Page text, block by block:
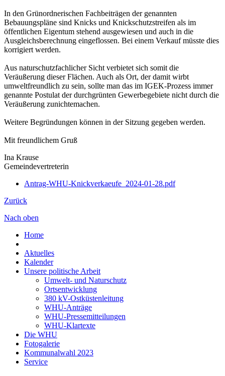
In den Grünordnerischen Fachbeiträgen der genannten
Bebauungspläne sind Knicks und Knickschutzstreifen als im
öffentlichen Eigentum stehend ausgewiesen und auch in die
Ausgleichsberechnung eingeflossen. Bei einem Verkauf müsste dies
korrigiert werden.
Aus naturschutzfachlicher Sicht verbietet sich somit die
Veräußerung dieser Flächen. Auch als Ort, der damit wirbt
umweltfreundlich zu sein, sollte man das im IGEK-Prozess immer
genannte Postulat der durchgrünten Gewerbegebiete nicht durch die
Veräußerung zunichtemachen.
Weitere Begründungen können in der Sitzung gegeben werden.
Mit freundlichem Gruß
Ina Krause
Gemeindevertreterin
Antrag-WHU-Knickverkaeufe_2024-01-28.pdf
Zurück
Nach oben
Home
Aktuelles
Kalender
Unsere politische Arbeit
Umwelt- und Naturschutz
Ortsentwicklung
380 kV-Ostküstenleitung
WHU-Anträge
WHU-Pressemitteilungen
WHU-Klartexte
Die WHU
Fotogalerie
Kommunalwahl 2023
Service